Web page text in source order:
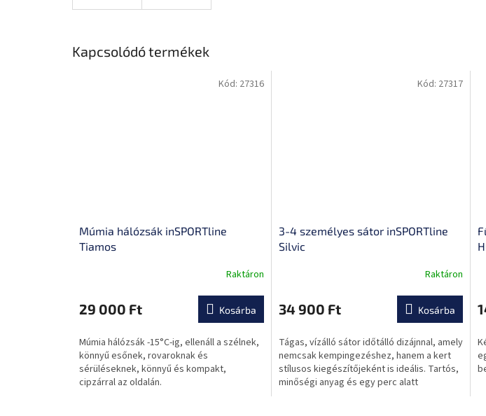
Kapcsolódó termékek
Múmia hálózsák inSPORTline
Tiamos
Raktáron
29 000 Ft Kosárba
Múmia hálózsák -15°C-ig, ellenáll a szélnek,
könnyű esőnek, rovaroknak és
sérüléseknek, könnyű és kompakt,
cipzárral az oldalán.
Kód: 27316
3-4 személyes sátor inSPORTline
Silvic
átlagos
értékelése
ből
0,0
csillag.
Raktáron
34 900 Ft Kosárba
Tágas, vízálló sátor időtálló dizájnnal, amely
nemcsak kempingezéshez, hanem a kert
stílusos kiegészítőjeként is ideális. Tartós,
minőségi anyag és egy perc alatt
Kód: 27317